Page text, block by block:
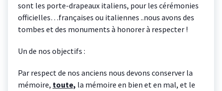
sont les porte-drapeaux italiens, pour les cérémonies
officielles…françaises ou italiennes ..nous avons des
tombes et des monuments à honorer à respecter !
Un de nos objectifs :
Par respect de nos anciens nous devons conserver la
mémoire, toute, la mémoire en bien et en mal, et le